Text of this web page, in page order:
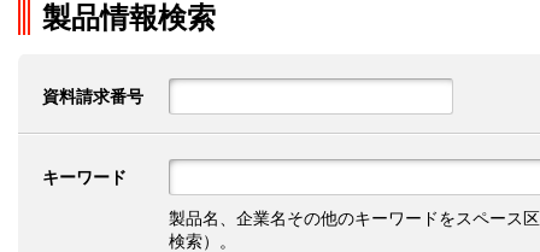
製品情報検索
資料請求番号
キーワード
製品名、企業名その他のキーワードをスペース
検索）。